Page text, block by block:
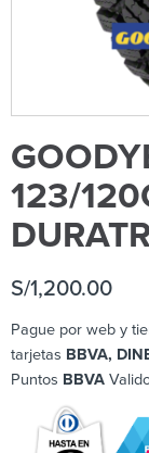
123/
S/1,200.00
Pague por web y
tarjetas BBVA,
Puntos BBVA